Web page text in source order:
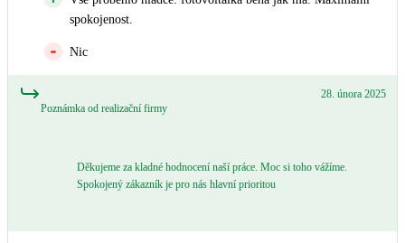
Okna / dveře
Rekonstrukce
spokojenost.
Nic
Poznámka od realizační firmy
28. února 2025
Děkujeme za kladné hodnocení naší práce. Moc si toho vážíme.
Spokojený zákazník je pro nás hlavní prioritou